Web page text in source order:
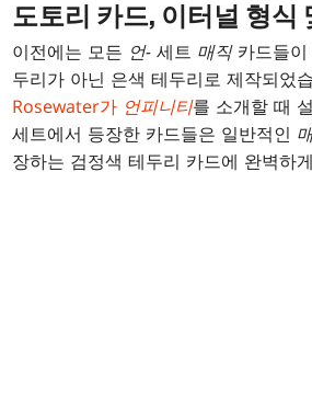
도토리 카드, 이터널 형식
이전에는 모든 언-세트 매직카드들이
두리가 아닌 은색 테두리로 제작되었
Rosewater가 언피니티를 소개할 때
세트에서 등장한 카드들은 일반적인
장하는 검정색 테두리 카드에 완벽하